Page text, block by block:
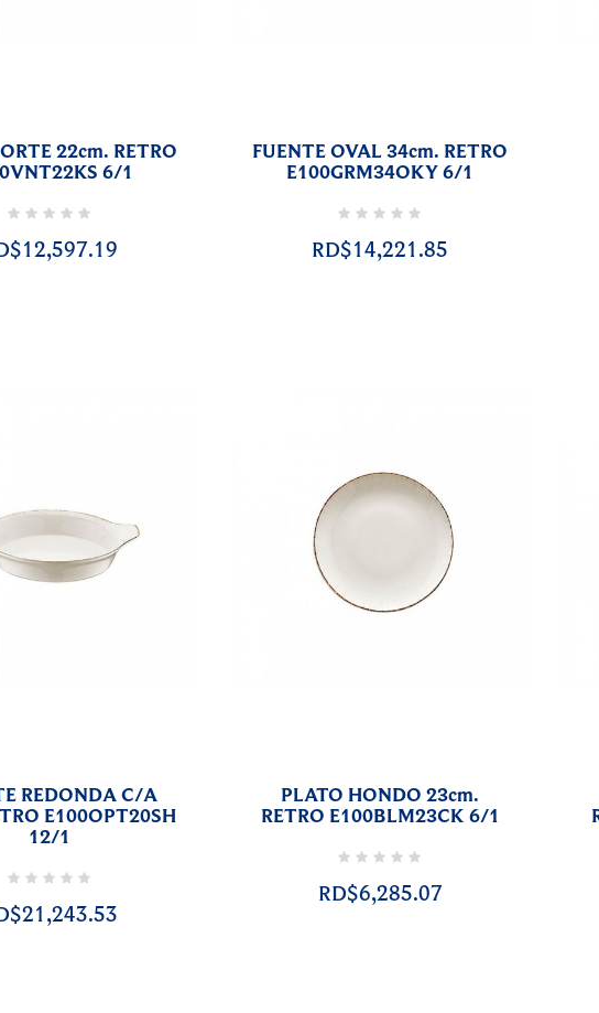
22cm. RETRO
6/1
FUENTE OVAL 34cm. RETRO
E100GRM34OKY 6/1
RD$14,221.85
REDONDA C/A
E100OPT20SH
12/1
PLATO HONDO 23cm.
RETRO E100BLM23CK 6/1
RD$6,285.07